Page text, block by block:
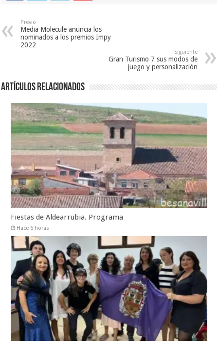
Previo
Media Molecule anuncia los
nominados a los premios Impy
2022
Siguiente
Gran Turismo 7 sus modos de
juego y personalización
Artículos relacionados
Fiestas de Aldearrubia. Programa
Hace 6 horas